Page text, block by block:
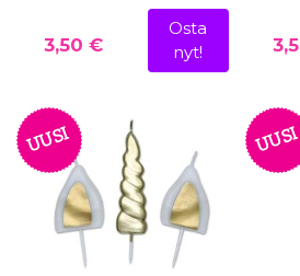
3,50 €
Osta
nyt!
UUSI UUSI